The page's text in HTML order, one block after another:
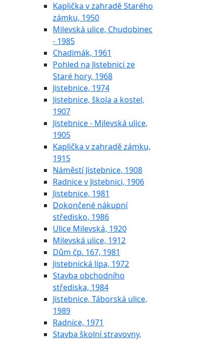
Kaplička v zahradě Starého
zámku, 1950
Milevská ulice, Chudobinec
- 1985
Chadimák, 1961
Pohled na Jistebnici ze
Staré hory, 1968
Jistebnice, 1974
Jistebnice, škola a kostel,
1907
Jistebnice - Milevská ulice,
1905
Kaplička v zahradě zámku,
1915
Náměstí Jistebnice, 1908
Radnice v Jistebnici, 1906
Jistebnice, 1981
Dokončené nákupní
středisko, 1986
Ulice Milevská, 1920
Milevská ulice, 1912
Dům čp. 167, 1981
Jistebnická lípa, 1972
Stavba obchodního
střediska, 1984
Jistebnice, Táborská ulice,
1989
Radnice, 1971
Stavba školní stravovny,